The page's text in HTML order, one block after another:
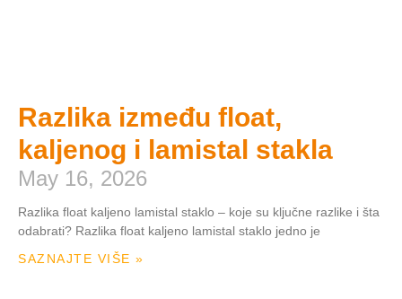
Razlika između float,
kaljenog i lamistal stakla
May 16, 2026
Razlika float kaljeno lamistal staklo – koje su ključne razlike i šta
odabrati? Razlika float kaljeno lamistal staklo jedno je
SAZNAJTE VIŠE »